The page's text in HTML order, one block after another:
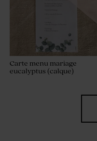
Carte menu mariage
eucalyptus (calque)